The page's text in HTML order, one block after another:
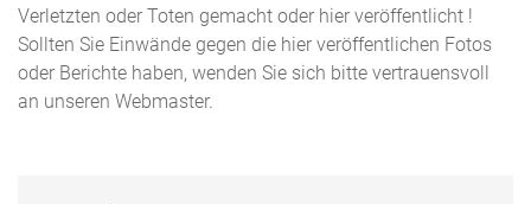
Verletzten oder Toten gemacht oder hier veröffentlicht !
Sollten Sie Einwände gegen die hier veröffentlichen Fotos
oder Berichte haben, wenden Sie sich bitte vertrauensvoll
an unseren Webmaster.